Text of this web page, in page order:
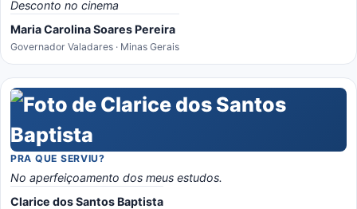
Desconto no cinema
Maria Carolina Soares Pereira
Governador Valadares · Minas Gerais
PRA QUE SERVIU?
No aperfeiçoamento dos meus estudos.
Clarice dos Santos Baptista